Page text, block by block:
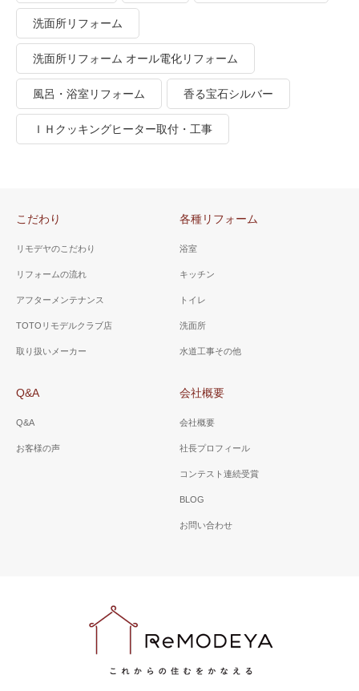
洗面所リフォーム
洗面所リフォーム オール電化リフォーム
風呂・浴室リフォーム 香る宝石シルバー
ＩＨクッキングヒーター取付・工事
こだわり
リモデヤのこだわり
リフォームの流れ
アフターメンテナンス
TOTOリモデルクラブ店
取り扱いメーカー
各種リフォーム
浴室
キッチン
トイレ
洗面所
水道工事その他
Q&A
Q&A
お客様の声
会社概要
会社概要
社長プロフィール
コンテスト連続受賞
BLOG
お問い合わせ